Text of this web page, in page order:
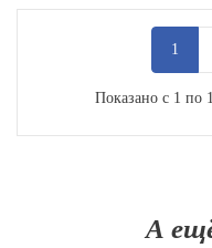
1
Показано с 1 по
А